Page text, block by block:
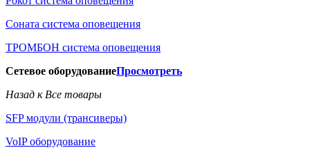
Соната система оповещения
ТРОМБОН система оповещения
Сетевое оборудованиеПросмотреть
Назад к Все товары
SFP модули (трансиверы)
VoIP оборудование